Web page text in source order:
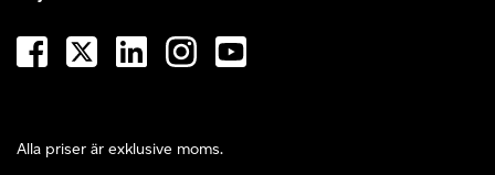
Alla priser är exklusive moms.